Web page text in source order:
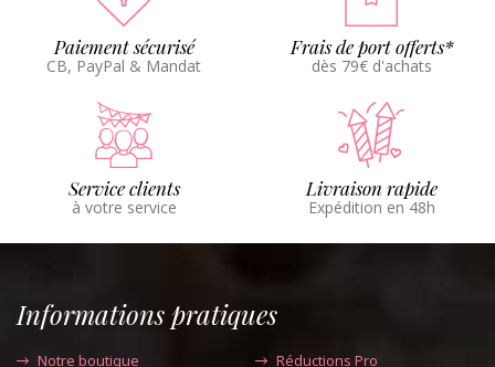
Paiement sécurisé
CB, PayPal & Mandat
Frais de port offerts*
dès 79€ d'achats
Service clients
à votre service
Livraison rapide
Expédition en 48h
Informations pratiques
Notre boutique
Réductions Pro